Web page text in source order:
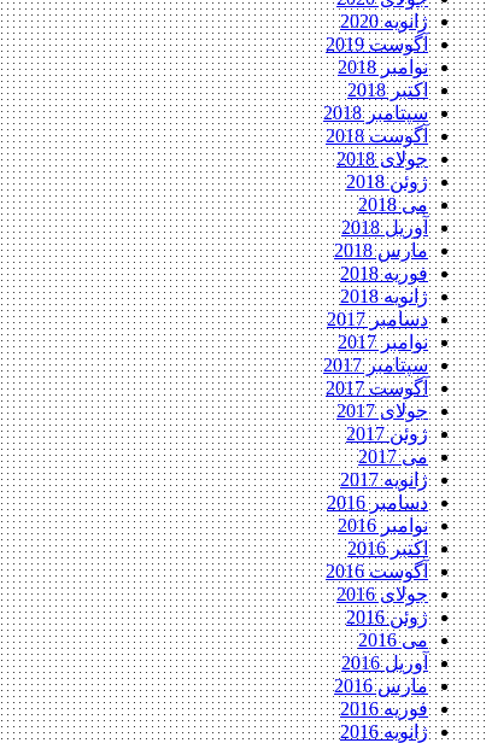
ژانویه 2020
آگوست 2019
نوامبر 2018
اکتبر 2018
سپتامبر 2018
آگوست 2018
جولای 2018
ژوئن 2018
می 2018
آوریل 2018
مارس 2018
فوریه 2018
ژانویه 2018
دسامبر 2017
نوامبر 2017
سپتامبر 2017
آگوست 2017
جولای 2017
ژوئن 2017
می 2017
ژانویه 2017
دسامبر 2016
نوامبر 2016
اکتبر 2016
آگوست 2016
جولای 2016
ژوئن 2016
می 2016
آوریل 2016
مارس 2016
فوریه 2016
ژانویه 2016